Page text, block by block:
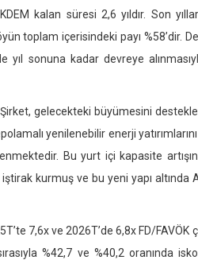
kalan süresi 2,6 yıldır. Son
toplam içerisindeki payı %58’dir.
sonuna kadar devreye
gelecekteki büyümesini
yenilenebilir enerji
Bu yurt içi kapasite
kurmuş ve bu yeni yapı altında
7,6x ve 2026T’de 6,8x FD/
%42,7 ve %40,2 oranında